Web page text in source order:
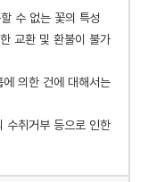
수 없는 꽃의 특성
교환 및 환불이 불가
의한 건에 대해서는
수취거부 등으로 인한